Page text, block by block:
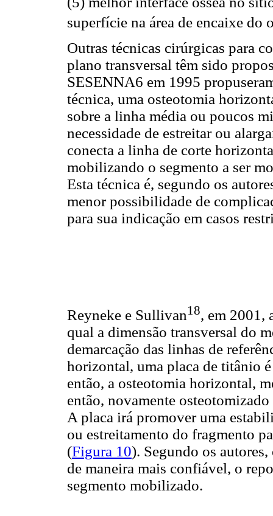
superfície na área de encaixe do
Outras técnicas cirúrgicas para
plano transversal têm sido
SESENNA6 em 1995
técnica, uma osteotomia
sobre a linha média ou poucos
necessidade de estreitar ou
conecta a linha de corte
mobilizando o segmento a ser
Esta técnica é, segundo os
menor possibilidade de
para sua indicação em casos
Reyneke e Sullivan18, em 2001,
qual a dimensão transversal do
demarcação das linhas de
horizontal, uma placa de titânio
então, a osteotomia horizontal,
então, novamente
A placa irá promover uma
ou estreitamento do fragmento
(Figura 10). Segundo os
de maneira mais confiável, o
segmento mobilizado.